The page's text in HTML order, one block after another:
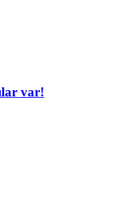
var!